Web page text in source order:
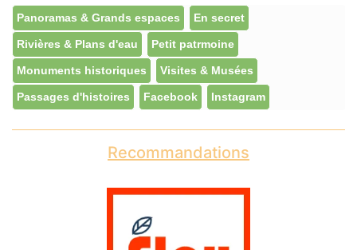
Panoramas & Grands espaces En secret
Rivières & Plans d'eau Petit patrmoine
Monuments historiques Visites & Musées
Passages d'histoires Facebook Instagram
Recommandations